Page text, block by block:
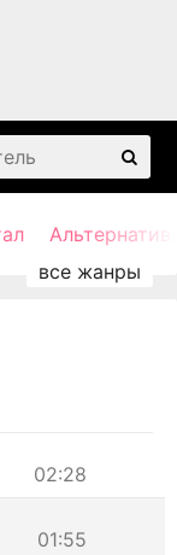
02:28
01:55